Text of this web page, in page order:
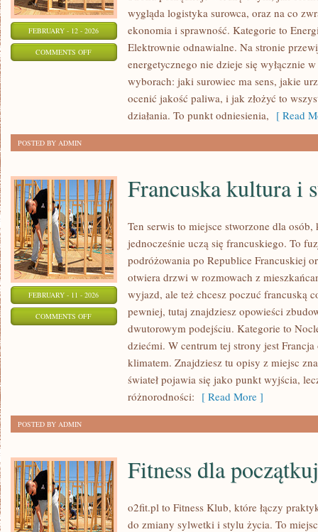
FEBRUARY - 12 - 2026
COMMENTS OFFON
TECHNOLOGIE
INNOWACJE
wygląda logistyka surowca, oraz na co
ekonomia i sprawność. Kategorie to
Elektrownie odnawialne. Na stronie
energetycznego nie dzieje się wyłącznie
wyborach: jaki surowiec ma sens, jakie
ocenić jakość paliwa, i jak złożyć to
działania. To punkt odniesienia, [ Read
POSTED BY ADMIN
FEBRUARY - 11 - 2026
COMMENTS OFFON
FRANCUSKA
Francuska kultura i
Ten serwis to miejsce stworzone dla
jednocześnie uczą się francuskiego. To
podróżowania po Republice Francuskiej
otwiera drzwi w rozmowach z
wyjazd, ale też chcesz poczuć francuską
pewniej, tutaj znajdziesz opowieści
dwutorowym podejściu. Kategorie to
dziećmi. W centrum tej strony jest
klimatem. Znajdziesz tu opisy z miejsc
świateł pojawia się jako punkt wyjścia,
różnorodności: [ Read More ]
POSTED BY ADMIN
Fitness dla
o2fit.pl to Fitness Klub, które łączy
do zmiany sylwetki i stylu życia. To